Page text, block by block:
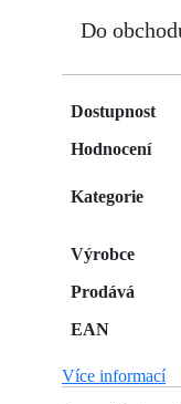
Do
Dostupnost
Hodnocení
Kategorie
Výrobce
Prodává
EAN
Více informací